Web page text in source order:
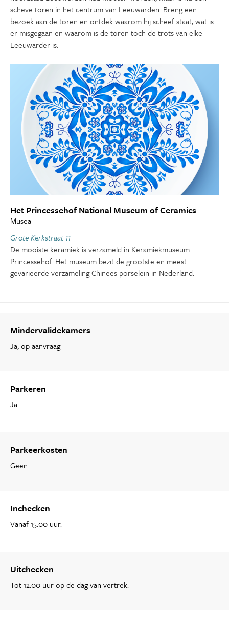
scheve toren in het centrum van Leeuwarden. Breng een
bezoek aan de toren en ontdek waarom hij scheef staat, wat is
er misgegaan en waarom is de toren toch de trots van elke
Leeuwarder is.
Het Princessehof National Museum of Ceramics
Musea
Grote Kerkstraat 11
De mooiste keramiek is verzameld in Keramiekmuseum
Princessehof. Het museum bezit de grootste en meest
gevarieerde verzameling Chinees porselein in Nederland.
Mindervalidekamers
Ja, op aanvraag
Parkeren
Ja
Parkeerkosten
Geen
Inchecken
Vanaf 15:00 uur.
Uitchecken
Tot 12:00 uur op de dag van vertrek.